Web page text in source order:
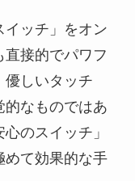
イッチ」をオン
接的でパワフ
優しいタッチ
的なものではあ
のスイッチ」
めて効果的な手